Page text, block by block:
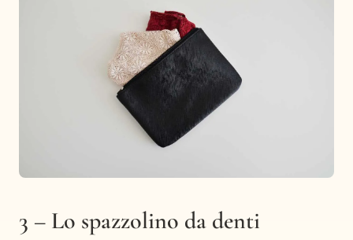
3 – Lo spazzolino da denti